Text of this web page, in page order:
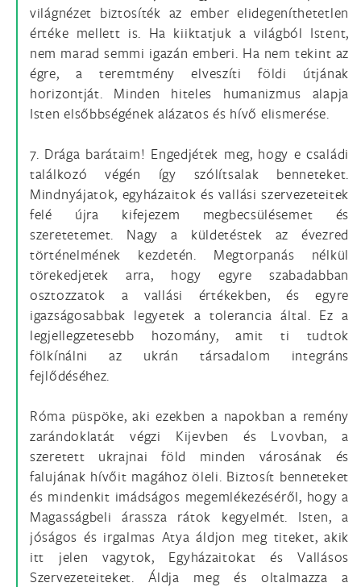
világnézet biztosíték az ember elidegeníthetetlen
értéke mellett is. Ha kiiktatjuk a világból Istent,
nem marad semmi igazán emberi. Ha nem tekint az
égre, a teremtmény elveszíti földi útjának
horizontját. Minden hiteles humanizmus alapja
Isten elsőbbségének alázatos és hívő elismerése.
7. Drága barátaim! Engedjétek meg, hogy e családi
találkozó végén így szólítsalak benneteket.
Mindnyájatok, egyházaitok és vallási szervezeteitek
felé újra kifejezem megbecsülésemet és
szeretetemet. Nagy a küldetéstek az évezred
történelmének kezdetén. Megtorpanás nélkül
törekedjetek arra, hogy egyre szabadabban
osztozzatok a vallási értékekben, és egyre
igazságosabbak legyetek a tolerancia által. Ez a
legjellegzetesebb hozomány, amit ti tudtok
fölkínálni az ukrán társadalom integráns
fejlődéséhez.
Róma püspöke, aki ezekben a napokban a remény
zarándoklatát végzi Kijevben és Lvovban, a
szeretett ukrajnai föld minden városának és
falujának hívőit magához öleli. Biztosít benneteket
és mindenkit imádságos megemlékezéséről, hogy a
Magasságbeli árassza rátok kegyelmét. Isten, a
jóságos és irgalmas Atya áldjon meg titeket, akik
itt jelen vagytok, Egyházaitokat és Vallásos
Szervezeteiteket. Áldja meg és oltalmazza a